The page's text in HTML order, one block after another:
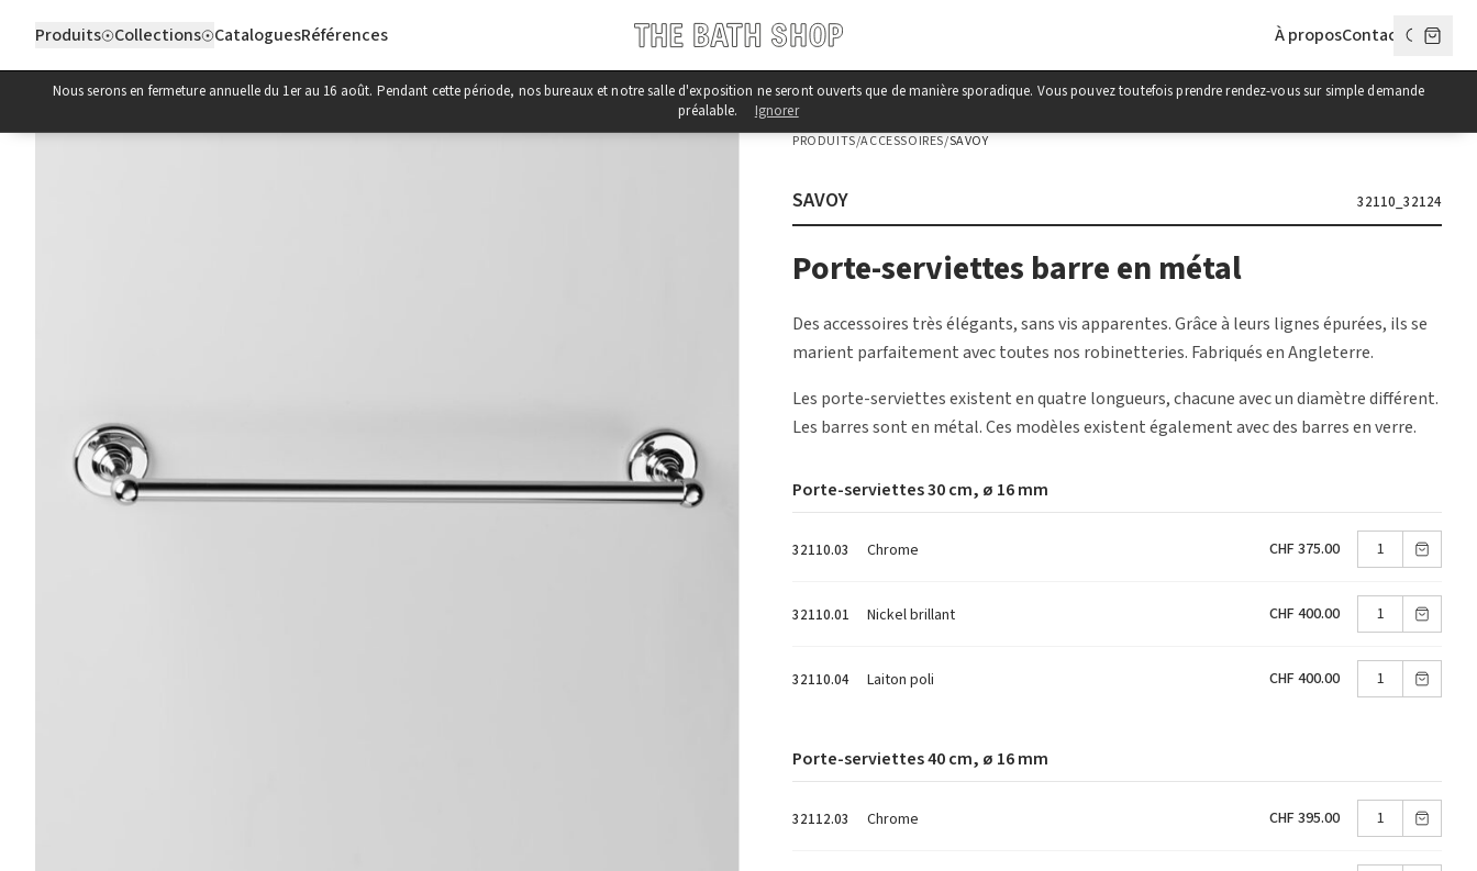
Nous serons en fermeture annuelle du 1er au 16 août. Pendant cette période, nos bureaux et notre salle d'exposition ne seront ouverts que de manière sporadique. Vous pouvez toutefois prendre rendez-vous sur simple demande
préalable.
Ignorer
Produits Collections CataloguesRéférences À proposContact
PRODUITS/ACCESSOIRES/SAVOY
SAVOY 32110_32124
Porte-serviettes barre en métal
Des accessoires très élégants, sans vis apparentes. Grâce à leurs lignes épurées, ils se
marient parfaitement avec toutes nos robinetteries. Fabriqués en Angleterre.
Les porte-serviettes existent en quatre longueurs, chacune avec un diamètre différent.
Les barres sont en métal. Ces modèles existent également avec des barres en verre.
Porte-serviettes 30 cm, ø 16 mm
32110.03 Chrome CHF 375.00
32110.01 Nickel brillant CHF 400.00
32110.04 Laiton poli CHF 400.00
Porte-serviettes 40 cm, ø 16 mm
32112.03 Chrome CHF 395.00